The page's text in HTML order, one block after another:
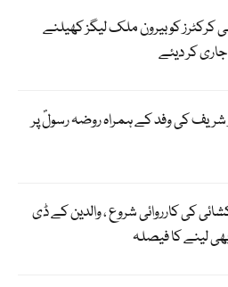
کرکٹرز کو بیرون ملک لیگز کھیلنے
کر دیئے
شریف کی وفد کے ہمراہ روضہ رسولؐ پر
کی کارروائی شروع ، والدین کے ڈی
لینے کا فیصلہ